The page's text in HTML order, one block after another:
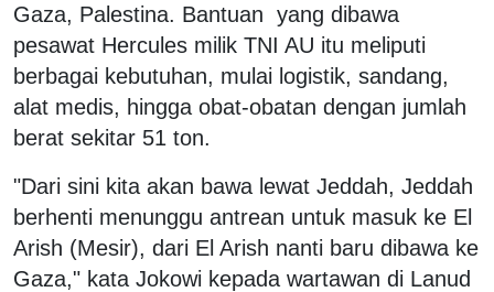
Gaza, Palestina. Bantuan yang dibawa
pesawat Hercules milik TNI AU itu meliputi
berbagai kebutuhan, mulai logistik, sandang,
alat medis, hingga obat-obatan dengan jumlah
berat sekitar 51 ton.
"Dari sini kita akan bawa lewat Jeddah, Jeddah
berhenti menunggu antrean untuk masuk ke El
Arish (Mesir), dari El Arish nanti baru dibawa ke
Gaza," kata Jokowi kepada wartawan di Lanud